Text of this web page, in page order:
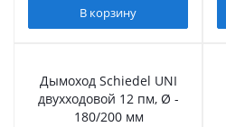
В корзину
Дымоход Schiedel UNI
двухходовой 12 пм, Ø -
180/200 мм